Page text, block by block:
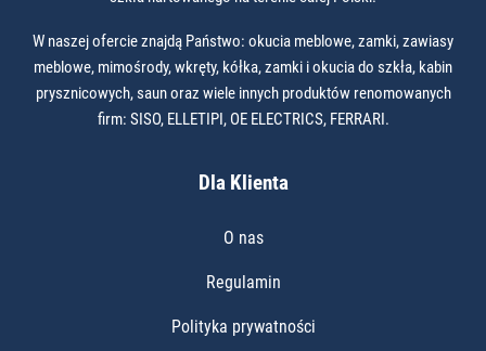
W naszej ofercie znajdą Państwo: okucia meblowe, zamki, zawiasy
meblowe, mimośrody, wkręty, kółka, zamki i okucia do szkła, kabin
prysznicowych, saun oraz wiele innych produktów renomowanych
firm: SISO, ELLETIPI, OE ELECTRICS, FERRARI.
Dla Klienta
O nas
Regulamin
Polityka prywatności